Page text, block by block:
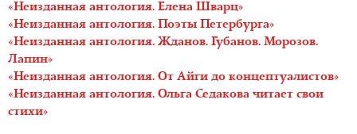
«Неизданная антология. Елена Шварц»
«Неизданная антология. Поэты Петербурга»
«Неизданная антология. Жданов. Губанов. Морозов.
Лапин»
«Неизданная антология. От Айги до концептуалистов»
«Неизданная антология. Ольга Седакова читает свои
стихи»